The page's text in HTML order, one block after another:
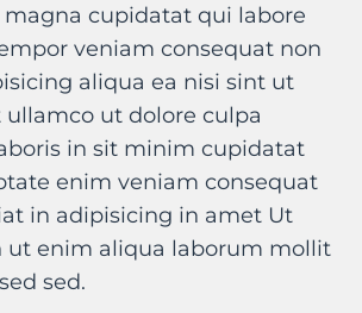
cupidatat qui labore
veniam consequat non
aliqua ea nisi sint ut
ut dolore culpa
in sit minim cupidatat
enim veniam consequat
in adipisicing in amet Ut
ut enim aliqua laborum mollit
sed.